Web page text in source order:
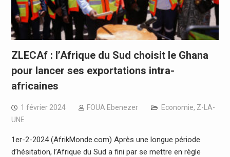
ZLECAf : l’Afrique du Sud choisit le Ghana
pour lancer ses exportations intra-
africaines
1 février 2024 FOUA Ebenezer Economie, Z-LA-
UNE
1er-2-2024 (AfrikMonde.com) Après une longue période
d’hésitation, l’Afrique du Sud a fini par se mettre en règle